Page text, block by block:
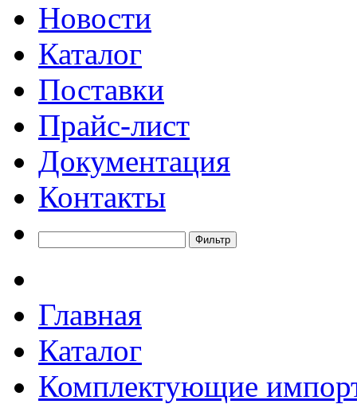
Новости
Каталог
Поставки
Прайс-лист
Документация
Контакты
Главная
Каталог
Комплектующие